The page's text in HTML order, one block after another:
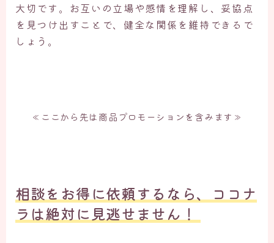
大切です。お互いの立場や感情を理解し、妥協点
を見つけ出すことで、健全な関係を維持できるで
しょう。
≪ここから先は商品プロモーションを含みます≫
相談をお得に依頼するなら、ココナ
ラは絶対に見逃せません！ ​